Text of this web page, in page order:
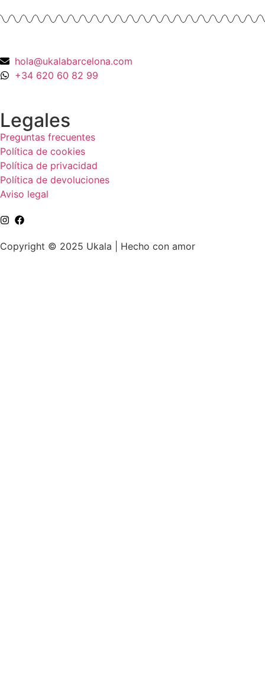
hola@ukalabarcelona.com
+34 620 60 82 99
Legales
Preguntas frecuentes
Política de cookies
Política de privacidad
Política de devoluciones
Aviso legal
Copyright © 2025 Ukala | Hecho con amor